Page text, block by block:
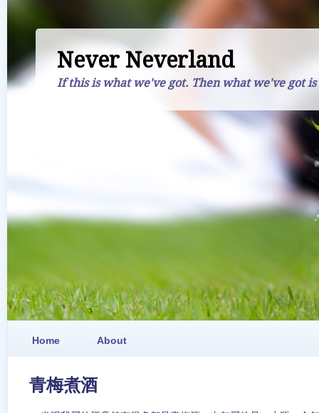
Never Neverland
If this is what we've got. Then what we've got is
Home About
青梅煮酒